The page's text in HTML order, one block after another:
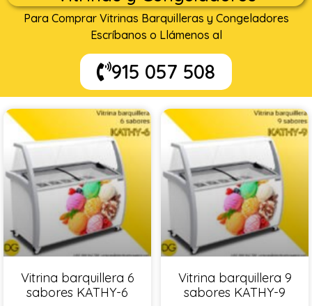
Para Comprar Vitrinas Barquilleras y Congeladores
Escríbanos o Llámenos al
915 057 508
Vitrina barquillera 6
sabores KATHY-6
Vitrina barquillera 9
sabores KATHY-9